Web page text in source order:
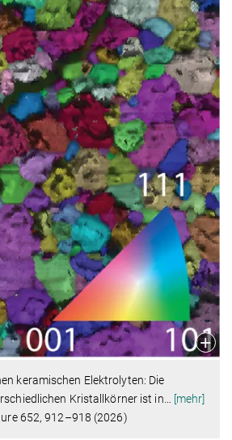
keramischen Elektrolyten: Die
Kristallkörner ist in
[mehr]
652, 912–918 (2026)